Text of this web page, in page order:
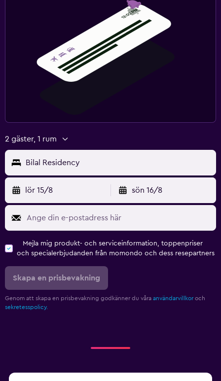
2 gäster, 1 rum
Bilal Residency
lör 15/8 sön 16/8
Mejla mig produkt- och serviceinformation, toppenpriser
och specialerbjudanden från momondo och dess resepartners
Skapa en prisbevakning
Genom att skapa en prisbevakning godkänner du våra användarvillkor och
sekretesspolicy.